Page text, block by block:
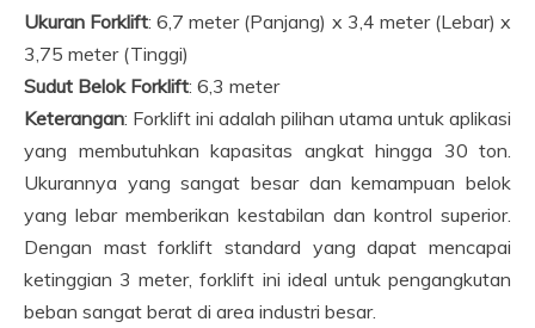
Ukuran Forklift: 6,7 meter (Panjang) x 3,4 meter (Lebar) x
3,75 meter (Tinggi)
Sudut Belok Forklift: 6,3 meter
Keterangan: Forklift ini adalah pilihan utama untuk aplikasi
yang membutuhkan kapasitas angkat hingga 30 ton.
Ukurannya yang sangat besar dan kemampuan belok
yang lebar memberikan kestabilan dan kontrol superior.
Dengan mast forklift standard yang dapat mencapai
ketinggian 3 meter, forklift ini ideal untuk pengangkutan
beban sangat berat di area industri besar.